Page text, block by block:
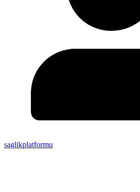
saglikplatformu